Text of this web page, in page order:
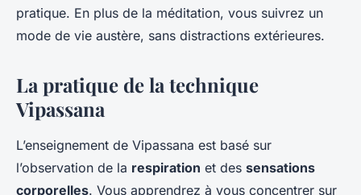
pratique. En plus de la méditation, vous suivrez un
mode de vie austère, sans distractions extérieures.
La pratique de la technique
Vipassana
L’enseignement de Vipassana est basé sur
l’observation de la respiration et des sensations
corporelles. Vous apprendrez à vous concentrer sur